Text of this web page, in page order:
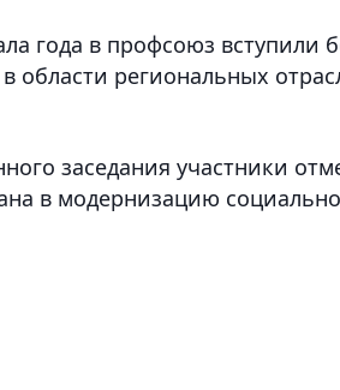
года в профсоюз вступили
области региональных
заседания участники
в модернизацию